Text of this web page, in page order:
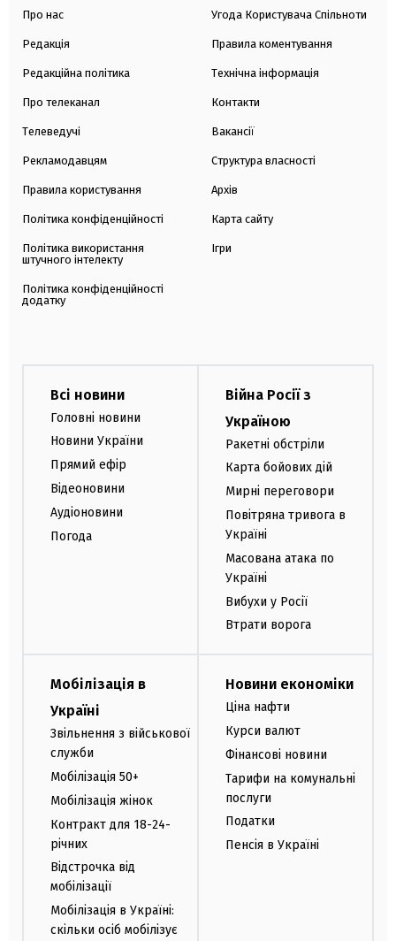
Про нас
Редакція
Редакційна політика
Про телеканал
Телеведучі
Рекламодавцям
Правила користування
Політика конфіденційності
Політика використання
штучного інтелекту
Політика конфіденційності
додатку
Угода Користувача Спільноти
Правила коментування
Технічна інформація
Контакти
Вакансії
Структура власності
Архів
Карта сайту
Ігри
Всі новини
Головні новини
Новини України
Прямий ефір
Відеоновини
Аудіоновини
Погода
Війна Росії з
Україною
Ракетні обстріли
Карта бойових дій
Мирні переговори
Повітряна тривога в
Україні
Масована атака по
Україні
Вибухи у Росії
Втрати ворога
Мобілізація в
Україні
Звільнення з військової
служби
Мобілізація 50+
Мобілізація жінок
Контракт для 18-24-
річних
Відстрочка від
мобілізації
Мобілізація в Україні:
скільки осіб мобілізує
Новини економіки
Ціна нафти
Курси валют
Фінансові новини
Тарифи на комунальні
послуги
Податки
Пенсія в Україні